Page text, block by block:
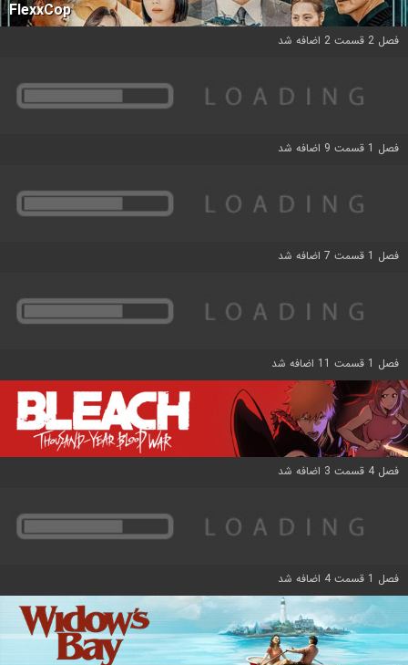
FlexxCop
فصل 2 قسمت 2 اضافه شد
فصل 1 قسمت 9 اضافه شد
فصل 1 قسمت 7 اضافه شد
فصل 1 قسمت 11 اضافه شد
فصل 4 قسمت 3 اضافه شد
فصل 1 قسمت 4 اضافه شد